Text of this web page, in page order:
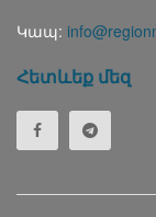
Կապ:
Հետևեք մեզ